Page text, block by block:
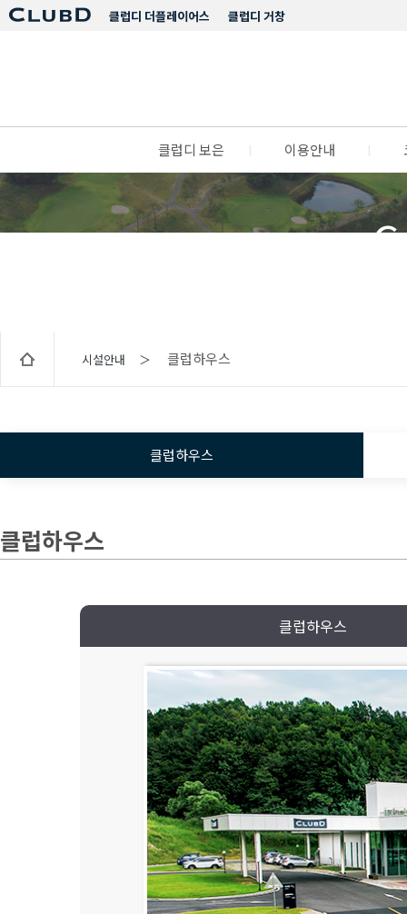
클럽디 거창
클럽디 더플레이어스
클럽디 보은 이용안내
시설안내 ＞ 클럽하우스
클럽하우스
클럽하우스
클럽하우스